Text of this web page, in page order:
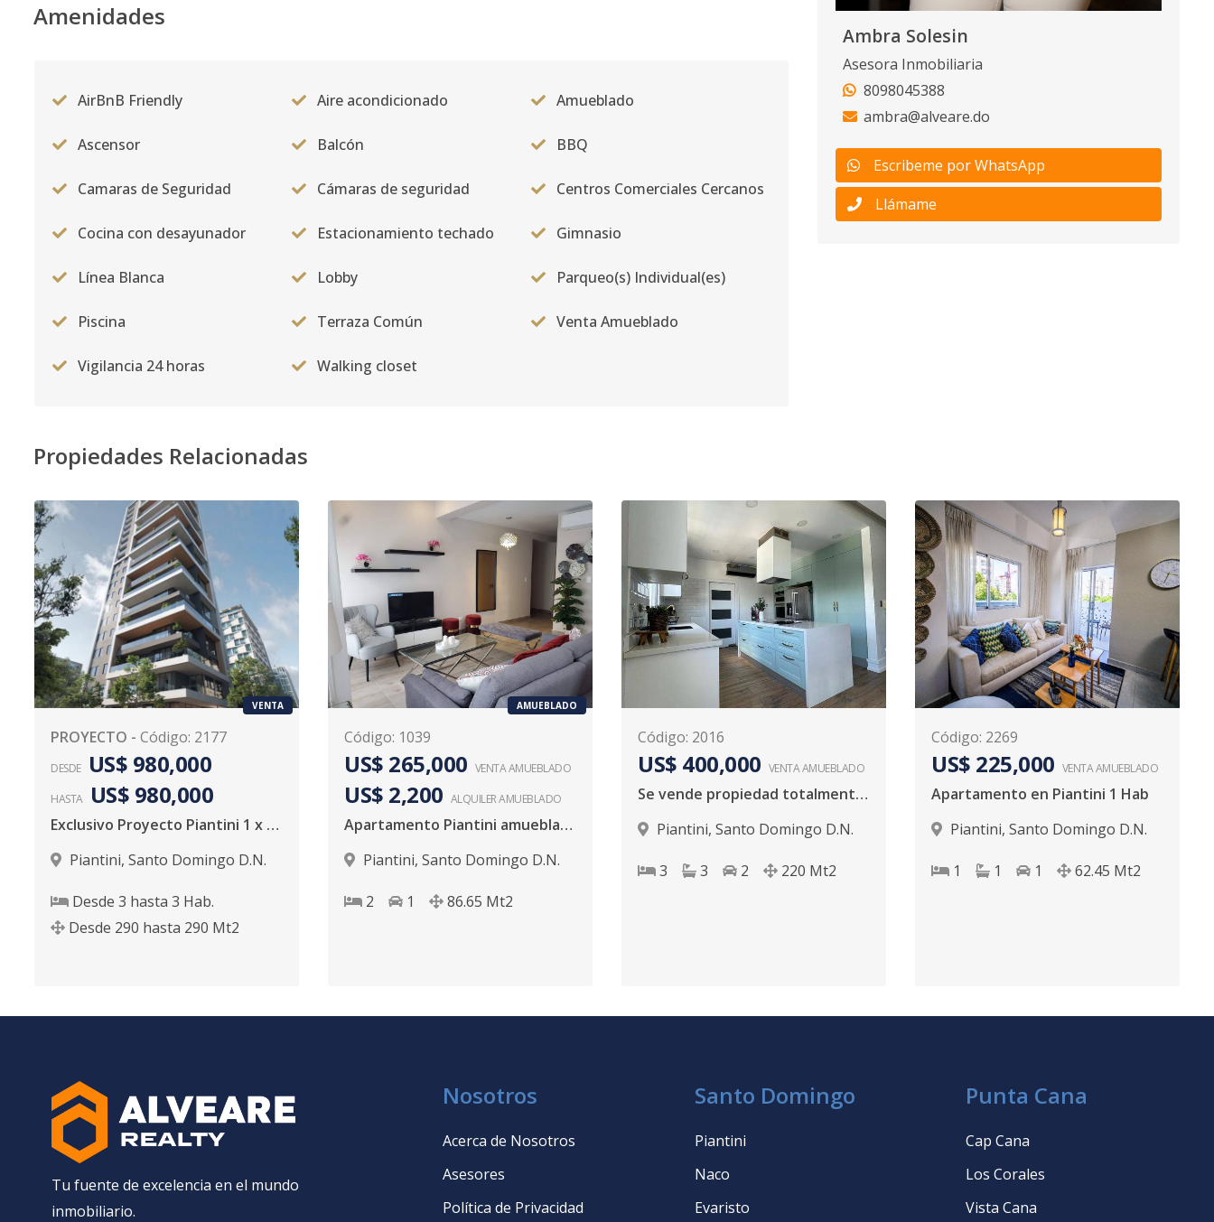
Amenidades
AirBnB Friendly Aire acondicionado Amueblado
Ascensor Balcón BBQ
Camaras de Seguridad Cámaras de seguridad Centros Comerciales Cercanos
Cocina con desayunador Estacionamiento techado Gimnasio
Línea Blanca Lobby Parqueo(s) Individual(es)
Piscina Terraza Común Venta Amueblado
Vigilancia 24 horas Walking closet
Ambra Solesin
Asesora Inmobiliaria
8098045388
ambra@alveare.do
Escribeme por WhatsApp
Llámame
Propiedades Relacionadas
VENTA
PROYECTO - Código: 2177
DESDE US$ 980,000
HASTA US$ 980,000
Exclusivo Proyecto Piantini 1 x piso
Piantini, Santo Domingo D.N.
Desde 3 hasta 3 Hab.
Desde 290 hasta 290 Mt2
AMUEBLADO
Código: 1039
US$ 265,000 VENTA AMUEBLADO
US$ 2,200 ALQUILERAMUEBLADO
Apartamento Piantini amueblado Inversion
Piantini, Santo Domingo D.N.
2 1 86.65 Mt2
Código: 2016
US$ 400,000 VENTA AMUEBLADO
Se vende propiedad totalmente amueblada en Piantini
Piantini, Santo Domingo D.N.
3 3 2 220 Mt2
Código: 2269
US$ 225,000 VENTA AMUEBLADO
Apartamento en Piantini 1 Hab
Piantini, Santo Domingo D.N.
1 1 1 62.45 Mt2
Tu fuente de excelencia en el mundo
inmobiliario.
Nosotros
Acerca de Nosotros
Asesores
Política de Privacidad
Santo Domingo
Piantini
Naco
Evaristo
Punta Cana
Cap Cana
Los Corales
Vista Cana